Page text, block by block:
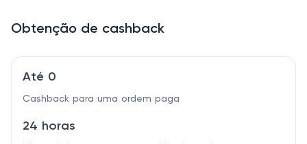
Obtenção de cashback
Até 0
Cashback para uma ordem paga
24 horas